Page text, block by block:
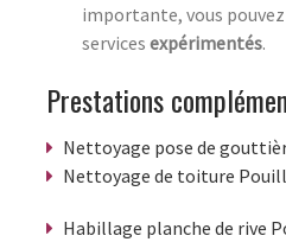
importante, vous
services expérimentés.
Prestations
Nettoyage pose de
Nettoyage de toiture
Habillage planche de rive